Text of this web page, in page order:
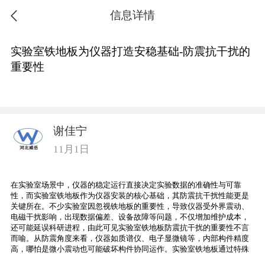
实验室铁地板为仪器打造安稳基础-防震抗干扰的
重要性
谢佳宁
11月1日
在实验室场景中，仪器的稳定运行直接决定实验数据的准确性与可靠
性，而实验室铁地板作为仪器安装的核心基础，其防震抗干扰性能更是
关键所在。不少实验室因忽视铁地板的重要性，导致仪器受外界震动、
电磁干扰影响，出现数据偏差、设备故障等问题，不仅增加维护成本，
还可能延误科研进程，由此可见实验室铁地板防震抗干扰的重要性不言
而喻。从防震角度来看，仪器如质谱仪、电子显微镜等，内部构件精度
高，哪怕是微小震动也可能破坏构件协同运作。实验室铁地板通过特殊
信息详情